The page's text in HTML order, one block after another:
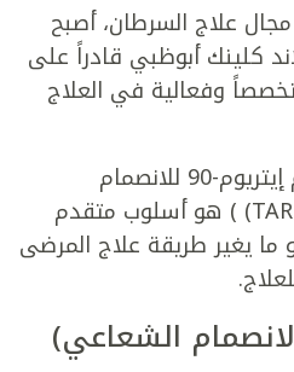
علاج السرطان، أصبح
كلينك أبوظبي قادراً على
وفعالية في العلاج
Y-90 المعروف أيضًا باسم إيتريوم-90 للانصمام
الشعاعي عبر الشرايين (TARE) ) هو أسلوب متقدم
ما يغير طريقة علاج المرضى
الشعاعي)